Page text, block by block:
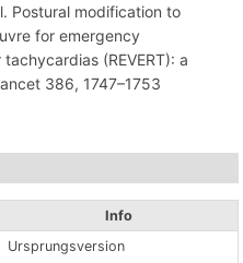
Postural modification to
for emergency
(REVERT): a
386, 1747–1753
Info
Ursprungsversion